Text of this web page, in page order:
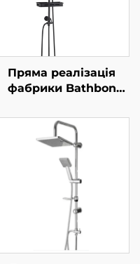
Пряма реалізація
фабрики Bathbon
системи з
дощувальним
зрошенням Високий
тиск ручного
розпилювача
Регульована штанга-
направляюча Оптова
продажа за низькими
цінами